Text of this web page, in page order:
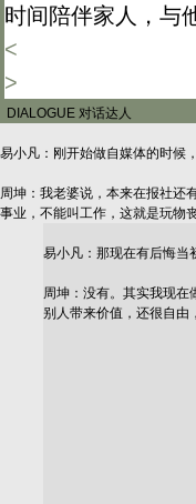
时间陪伴家人，与
<
>
DIALOGUE 对话达人
易小凡：刚开始做自媒体的时候
周坤：我老婆说，本来在报社还
事业，不能叫工作，这就是玩物
易小凡：那现在有后悔当
周坤：没有。其实我现在
别人带来价值，还很自由